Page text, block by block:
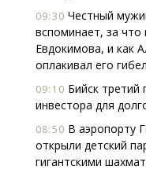
09:30 Честный
вспоминает, за
Евдокимова, и как
оплакивал его
09:10 Бийск третий
инвестора для
08:50 В аэропорту
открыли детский
гигантскими